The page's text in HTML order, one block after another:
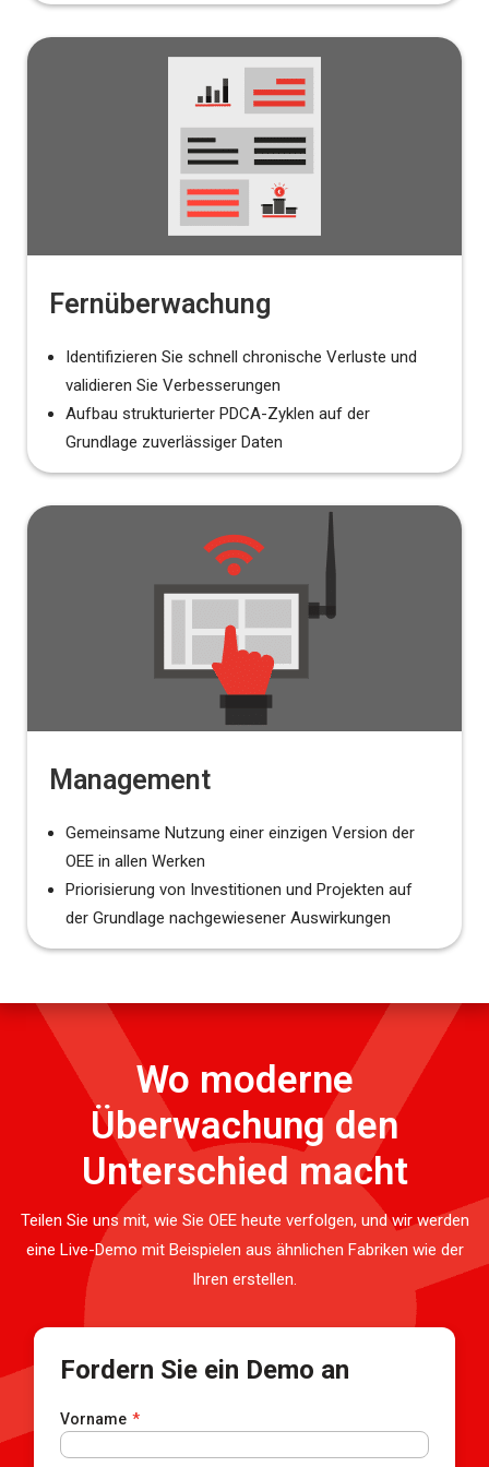
Fernüberwachung
Identifizieren Sie schnell chronische Verluste und
validieren Sie Verbesserungen
Aufbau strukturierter PDCA-Zyklen auf der
Grundlage zuverlässiger Daten
Management
Gemeinsame Nutzung einer einzigen Version der
OEE in allen Werken
Priorisierung von Investitionen und Projekten auf
der Grundlage nachgewiesener Auswirkungen
Wo moderne
Überwachung den
Unterschied macht
Teilen Sie uns mit, wie Sie OEE heute verfolgen, und wir werden
eine Live-Demo mit Beispielen aus ähnlichen Fabriken wie der
Ihren erstellen.
Fordern Sie ein Demo an
Vorname *